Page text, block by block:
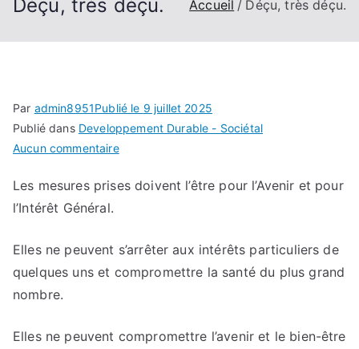
Déçu, très déçu. Accueil Déçu, très déçu.
Par admin8951Publié le 9 juillet 2025
Publié dans Developpement Durable - Sociétal
Aucun commentairesur
très
Les mesures prises doivent l’être pour l’Avenir et pour
l’Intérêt Général.
Elles ne peuvent s’arrêter aux intérêts particuliers de
quelques uns et compromettre la santé du plus grand
nombre.
Elles ne peuvent compromettre l’avenir et le bien-être